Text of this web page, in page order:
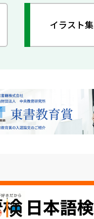
イラスト集